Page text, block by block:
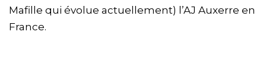
Mafille qui évolue actuellement) l’AJ Auxerre en
France.